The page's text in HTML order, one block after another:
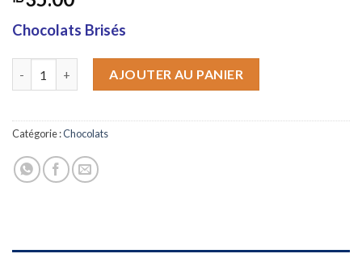
Chocolats Brisés
AJOUTER AU PANIER
Catégorie :Chocolats